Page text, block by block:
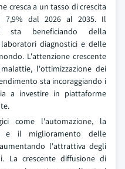
cresca a un tasso di crescita
7,9% dal 2026 al 2035. Il
sta beneficiando della
diagnostici e delle
L'attenzione crescente
l'ottimizzazione dei
sta incoraggiando i
a investire in piattaforme
come l'automazione, la
e il miglioramento delle
l'attrattiva degli
La crescente diffusione di